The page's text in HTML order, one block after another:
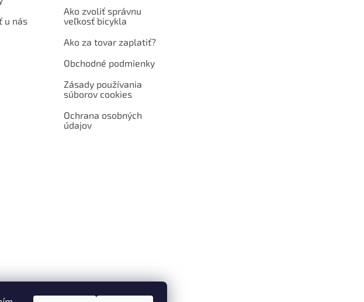
u nás
Ako zvoliť správnu
veľkosť bicykla
Ako za tovar zaplatiť?
Obchodné podmienky
Zásady používania
súborov cookies
Ochrana osobných
údajov